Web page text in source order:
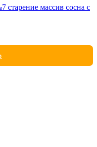
массив сосна с